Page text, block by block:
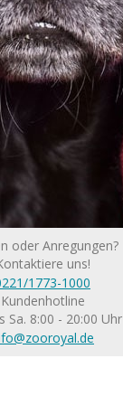
oder Anregungen?
uns!
1773-1000
Kundenhotline
Sa. 8:00 - 20:00 Uhr